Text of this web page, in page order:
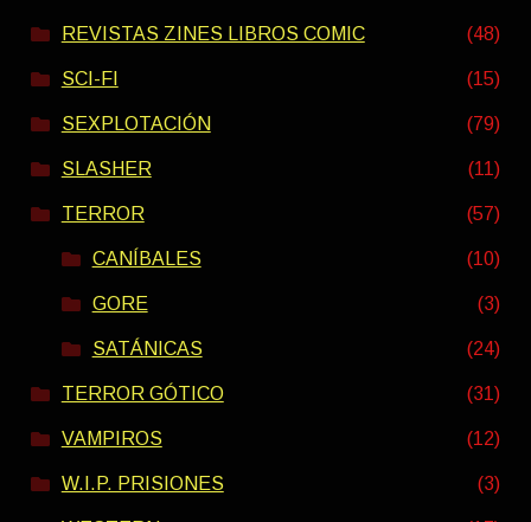
REVISTAS ZINES LIBROS COMIC (48)
SCI-FI (15)
SEXPLOTACIÓN (79)
SLASHER (11)
TERROR (57)
CANÍBALES (10)
GORE (3)
SATÁNICAS (24)
TERROR GÓTICO (31)
VAMPIROS (12)
W.I.P. PRISIONES (3)